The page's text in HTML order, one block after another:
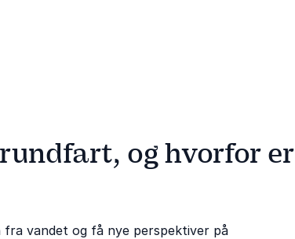
og hvorfor er
vandet og få nye perspektiver på